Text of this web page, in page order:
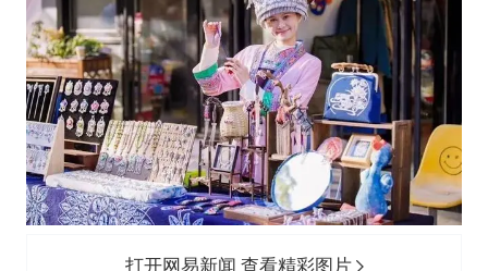
打开网易新闻 查看精彩图片